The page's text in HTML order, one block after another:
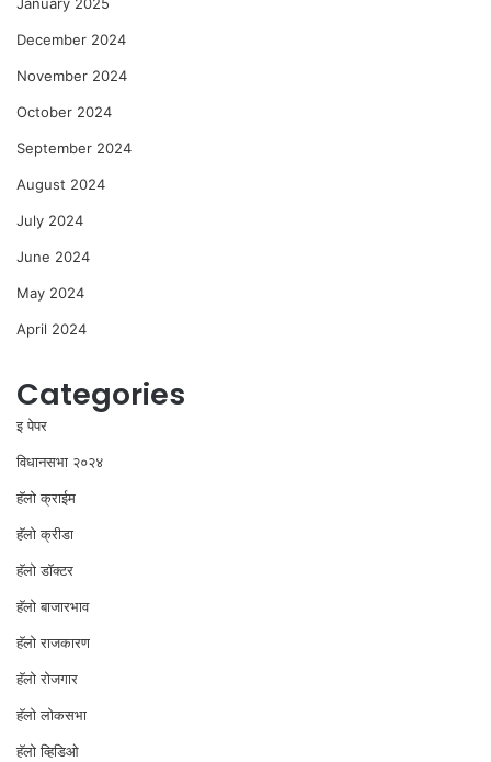
December 2024
November 2024
October 2024
September 2024
August 2024
July 2024
June 2024
May 2024
April 2024
Categories
इ पेपर
विधानसभा २०२४
⁠हॅलो क्राईम
हॅलो क्रीडा
हॅलो डॉक्टर
हॅलो बाजारभाव
हॅलो राजकारण
⁠हॅलो रोजगार
हॅलो लोकसभा
⁠हॅलो व्हिडिओ